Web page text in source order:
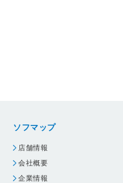
ソフマップ
店舗情報
会社概要
企業情報